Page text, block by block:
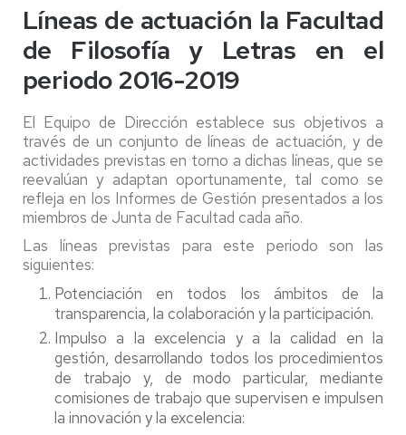
Líneas de actuación la Facultad
de Filosofía y Letras en el
periodo 2016-2019
El Equipo de Dirección establece sus objetivos a
través de un conjunto de líneas de actuación, y de
actividades previstas en torno a dichas líneas, que se
reevalúan y adaptan oportunamente, tal como se
refleja en los Informes de Gestión presentados a los
miembros de Junta de Facultad cada año.
Las líneas previstas para este periodo son las
siguientes:
Potenciación en todos los ámbitos de la
transparencia, la colaboración y la participación.
Impulso a la excelencia y a la calidad en la
gestión, desarrollando todos los procedimientos
de trabajo y, de modo particular, mediante
comisiones de trabajo que supervisen e impulsen
la innovación y la excelencia: